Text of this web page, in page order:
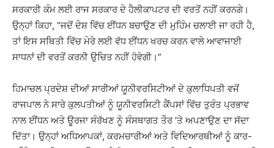
ਸਰਕਾਰੀ ਕੰਮ ਲਈ ਰਾਜ ਸਰਕਾਰ ਦੇ ਹੈਲੀਕਾਪਟਰ ਦੀ ਵਰਤੋਂ ਨਹੀਂ ਕਰਨਗੇ।
ਉਨ੍ਹਾਂ ਕਿਹਾ, “ਜਦੋਂ ਦੇਸ਼ ਵਿੱਚ ਈਂਧਨ ਬਚਾਉਣ ਦੀ ਮੁਹਿੰਮ ਚਲਾਈ ਜਾ ਰਹੀ ਹੈ,
ਤਾਂ ਇਸ ਸਥਿਤੀ ਵਿੱਚ ਮੇਰੇ ਲਈ ਵੱਧ ਈਂਧਨ ਖਰਚ ਕਰਨ ਵਾਲੇ ਆਵਾਜਾਈ
ਸਾਧਨਾਂ ਦੀ ਵਰਤੋਂ ਕਰਨੀ ਉਚਿਤ ਨਹੀਂ ਹੋਵੇਗੀ।”
ਹਿਮਾਚਲ ਪ੍ਰਦੇਸ਼ ਦੀਆਂ ਸਾਰੀਆਂ ਯੂਨੀਵਰਸਿਟੀਆਂ ਦੇ ਕੁਲਾਧਿਪਤੀ ਵਜੋਂ
ਰਾਜਪਾਲ ਨੇ ਸਾਰੇ ਕੁਲਪਤੀਆਂ ਨੂੰ ਯੂਨੀਵਰਸਿਟੀ ਕੈਂਪਸਾਂ ਵਿੱਚ ਤੁਰੰਤ ਪ੍ਰਭਾਵ
ਨਾਲ ਈਂਧਨ ਅਤੇ ਊਰਜਾ ਸੰਰੱਖਣ ਨੂੰ ਸੰਸਥਾਗਤ ਤੌਰ ’ਤੇ ਅਪਣਾਉਣ ਦਾ ਸੱਦਾ
ਦਿੱਤਾ। ਉਨ੍ਹਾਂ ਅਧਿਆਪਕਾਂ, ਕਰਮਚਾਰੀਆਂ ਅਤੇ ਵਿਦਿਆਰਥੀਆਂ ਨੂੰ ਕਾਰ-